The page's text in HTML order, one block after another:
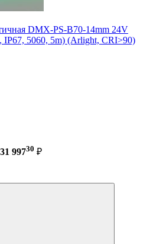
DMX-PS-B70-14mm 24V
5060, 5m) (Arlight, CRI>90)
31 99730 ₽